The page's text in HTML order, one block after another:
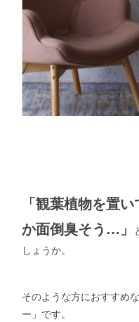
「観葉植物を置
か面倒臭そう…」
しょうか。
そのような方におすすめ
ー」です。